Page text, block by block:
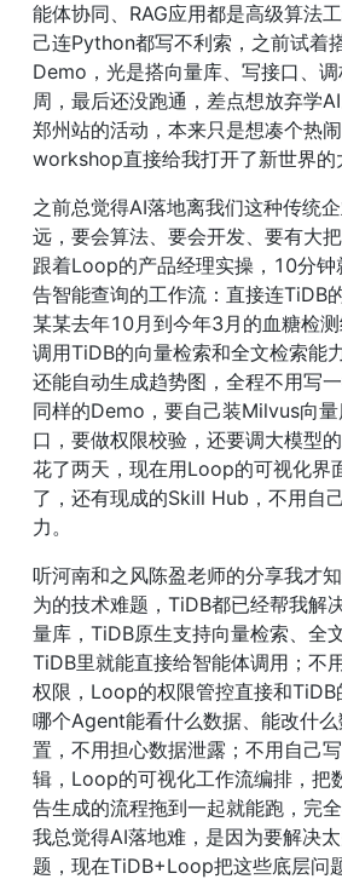
能体协同、RAG应用都是高级算法
己连Python都写不利索，之前试着
Demo，光是搭向量库、写接口、
周，最后还没跑通，差点想放弃学
郑州站的活动，本来只是想凑个热
workshop直接给我打开了新世界的
之前总觉得AI落地离我们这种传统
远，要会算法、要会开发、要有大
跟着Loop的产品经理实操，10分钟
告智能查询的工作流：直接连TiDB
某某去年10月到今年3月的血糖检
调用TiDB的向量检索和全文检索能
还能自动生成趋势图，全程不用写
同样的Demo，要自己装Milvus向
口，要做权限校验，还要调大模型
花了两天，现在用Loop的可视化界
了，还有现成的Skill Hub，不用自
力。
听河南和之风陈盈老师的分享我才
为的技术难题，TiDB都已经帮我解
量库，TiDB原生支持向量检索、全
TiDB里就能直接给智能体调用；不
权限，Loop的权限管控直接和TiDB
哪个Agent能看什么数据、能改什
置，不用担心数据泄露；不用自己
辑，Loop的可视化工作流编排，把
告生成的流程拖到一起就能跑，完
我总觉得AI落地难，是因为要解决
题，现在TiDB+Loop把这些底层问